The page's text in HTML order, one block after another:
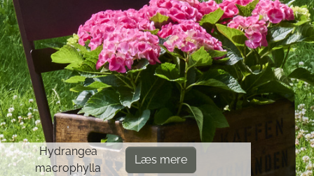
Hydrangea
macrophylla
Læs mere